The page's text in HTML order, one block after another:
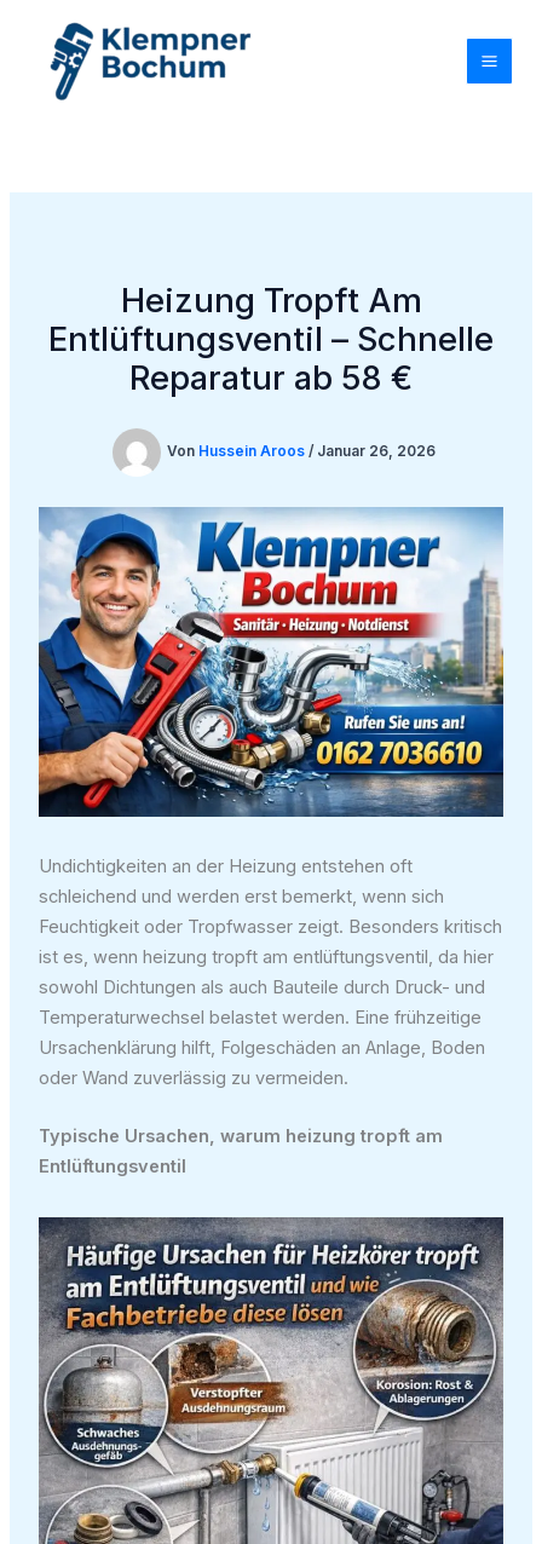
springen
Heizung Tropft Am
Entlüftungsventil – Schnelle
Reparatur ab 58 €
Von Hussein Aroos / Januar 26, 2026
Undichtigkeiten an der Heizung entstehen oft
schleichend und werden erst bemerkt, wenn sich
Feuchtigkeit oder Tropfwasser zeigt. Besonders kritisch
ist es, wenn heizung tropft am entlüftungsventil, da hier
sowohl Dichtungen als auch Bauteile durch Druck- und
Temperaturwechsel belastet werden. Eine frühzeitige
Ursachenklärung hilft, Folgeschäden an Anlage, Boden
oder Wand zuverlässig zu vermeiden.
Typische Ursachen, warum heizung tropft am
Entlüftungsventil